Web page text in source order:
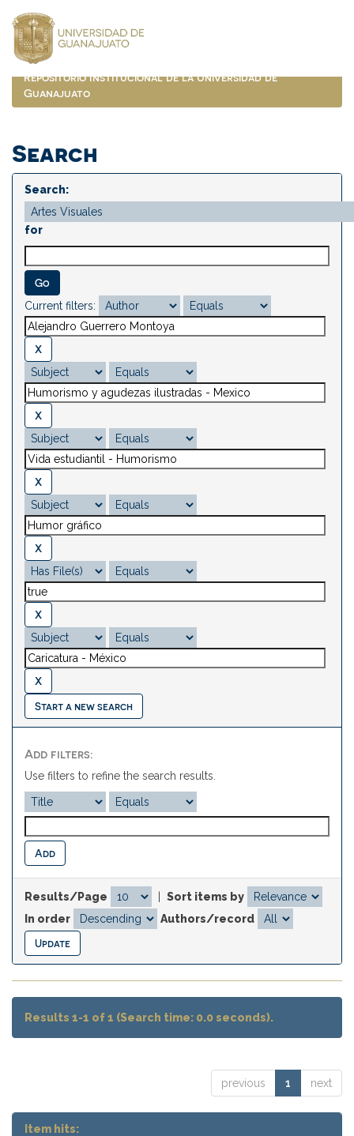
navigation
Repositorio Institucional de la Universidad de
Guanajuato
Search
Search:
for
Current filters:
Start a new search
Add filters:
Use filters to refine the search results.
Results/Page
Sort items by
In order
Authors/record
Results 1-1 of 1 (Search time: 0.0 seconds).
previous 1 next
Item hits: